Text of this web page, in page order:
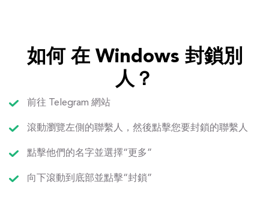
如何 在 Windows 封鎖別
人？
前往 Telegram 網站
滾動瀏覽左側的聯繫人，然後點擊您要封鎖的聯繫人
點擊他們的名字並選擇“更多”
向下滾動到底部並點擊“封鎖”